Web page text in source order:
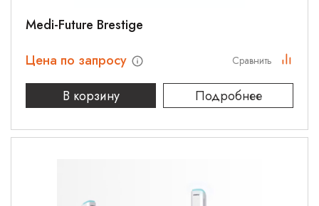
Medi-Future Brestige
Цена по запросу
В корзину
Подробнее
Сравнить